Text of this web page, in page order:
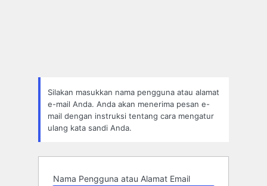
Silakan masukkan nama pengguna atau alamat
e-mail Anda. Anda akan menerima pesan e-
mail dengan instruksi tentang cara mengatur
ulang kata sandi Anda.
Nama Pengguna atau Alamat Email